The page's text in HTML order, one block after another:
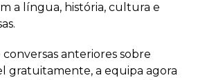
a língua, história, cultura e
anteriores sobre
gratuitamente, a equipa agora